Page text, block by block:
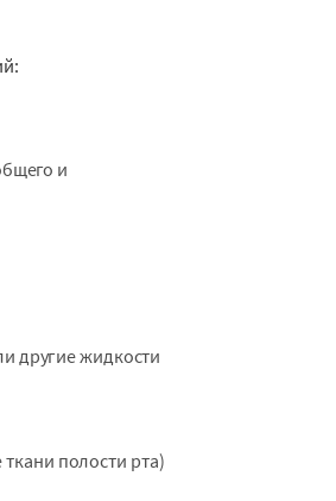
и
другие жидкости
полости рта)